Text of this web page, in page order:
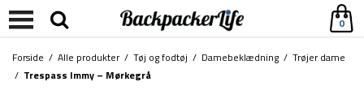
0
Forside / Alle produkter/ Tøj og fodtøj / Damebeklædning / Trøjer dame
/ Trespass Immy – Mørkegrå